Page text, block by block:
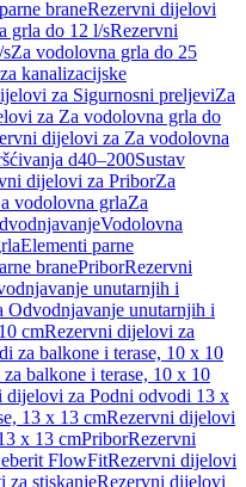
braneRezervni dijelovi
grla do 12 l/sRezervni
Za vodolovna grla do 25
kanalizacijske
za Sigurnosni preljeviZa
za Za vodolovna grla do
dijelovi za Za vodolovna
d40–200Sustav
dijelovi za PriborZa
vodolovna grlaZa
Vodolovna
Elementi parne
branePriborRezervni
unutarnjih i
Odvodnjavanje unutarnjih i
cmRezervni dijelovi za
za balkone i terase, 10 x 10
balkone i terase, 10 x 10
dijelovi za Podni odvodi 13 x
13 x 13 cmRezervni dijelovi
x 13 cmPriborRezervni
FlowFitRezervni dijelovi
za stiskanjeRezervni dijelovi